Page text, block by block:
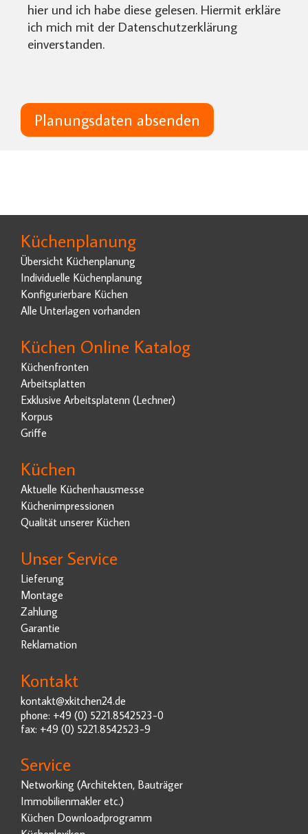
hier und ich habe diese gelesen. Hiermit erkläre
ich mich mit der Datenschutzerklärung
einverstanden.
Planungsdaten absenden
Küchenplanung
Übersicht Küchenplanung
Individuelle Küchenplanung
Konfigurierbare Küchen
Alle Unterlagen vorhanden
Küchen Online Katalog
Küchenfronten
Arbeitsplatten
Exklusive Arbeitsplatenn (Lechner)
Korpus
Griffe
Küchen
Aktuelle Küchenhausmesse
Küchenimpressionen
Qualität unserer Küchen
Unser Service
Lieferung
Montage
Zahlung
Garantie
Reklamation
Kontakt
kontakt@xkitchen24.de
phone: +49 (0) 5221.8542523-0
fax: +49 (0) 5221.8542523-9
Service
Networking (Architekten, Bauträger
Immobilienmakler etc.)
Küchen Downloadprogramm